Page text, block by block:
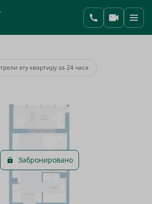
м 6 552 104 руб.
эту квартиру за 24 часа
Забронировано